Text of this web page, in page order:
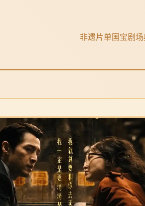
非遗片单国宝剧场